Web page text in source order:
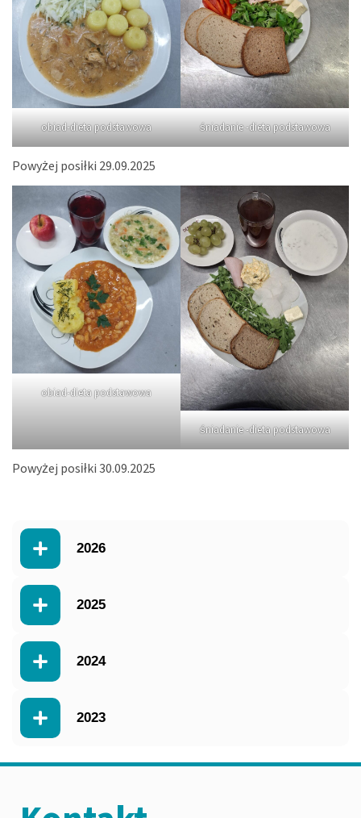
obiad-dieta podstawowa śniadanie -dieta podstawowa
Powyżej posiłki 29.09.2025
obiad-dieta podstawowa
śniadanie -dieta podstawowa
Powyżej posiłki 30.09.2025
2026
2025
2024
2023